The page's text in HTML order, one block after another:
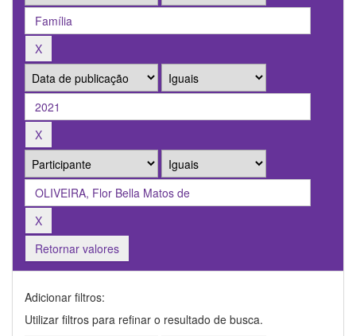
Retornar valores
Adicionar filtros:
Utilizar filtros para refinar o resultado de busca.